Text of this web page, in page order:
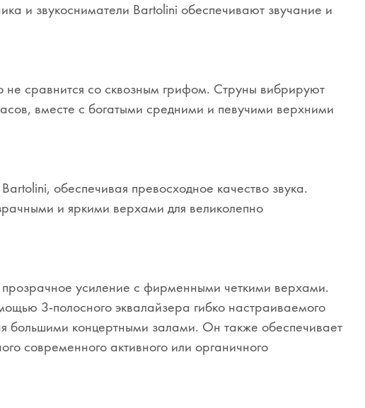
и звукосниматели Bartolini обеспечивают звучание и
сравнится со сквозным грифом. Струны вибрируют
вместе с богатыми средними и певучими верхними
обеспечивая превосходное качество звука.
и яркими верхами для великолепно
усиление с фирменными четкими верхами.
3-полосного эквалайзера гибко настраиваемого
большими концертными залами. Он также обеспечивает
современного активного или органичного